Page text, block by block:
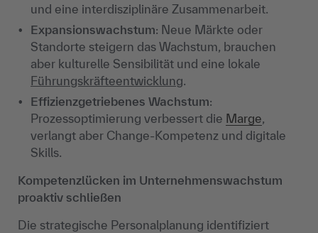
und eine interdisziplinäre Zusammenarbeit.
Expansionswachstum: Neue Märkte oder
Standorte steigern das Wachstum, brauchen
aber kulturelle Sensibilität und eine lokale
Führungskräfteentwicklung.
Effizienzgetriebenes Wachstum:
Prozessoptimierung verbessert die Marge,
verlangt aber Change-Kompetenz und digitale
Skills.
Kompetenzlücken im Unternehmenswachstum
proaktiv schließen
Die strategische Personalplanung identifiziert